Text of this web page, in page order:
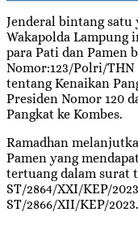
Jenderal bintang
Wakapolda Lampung
para Pati dan Pamen
Nomor:123/Polri/THN
tentang Kenaikan
Presiden Nomor 120
Pangkat ke Kombes.
Ramadhan
Pamen yang
tertuang dalam surat
ST/2864/XXI/KEP/
ST/2866/XII/KEP/